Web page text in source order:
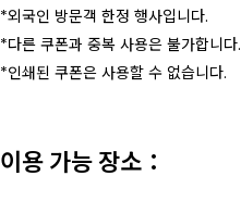
외국인 방문객 한정 행사입니다.
다른 쿠폰과 중복 사용은 불가합니다.
인쇄된 쿠폰은 사용할 수 없습니다.
이용 가능 장소：